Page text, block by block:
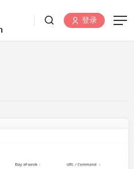
登录